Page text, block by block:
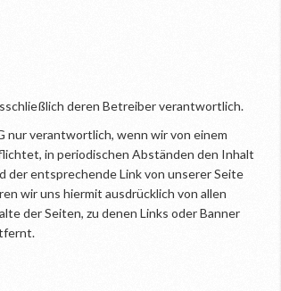
deren Betreiber verantwortlich.
nur verantwortlich, wenn wir von einem
in periodischen Abständen den Inhalt
entsprechende Link von unserer Seite
wir uns hiermit ausdrücklich von allen
der Seiten, zu denen Links oder Banner